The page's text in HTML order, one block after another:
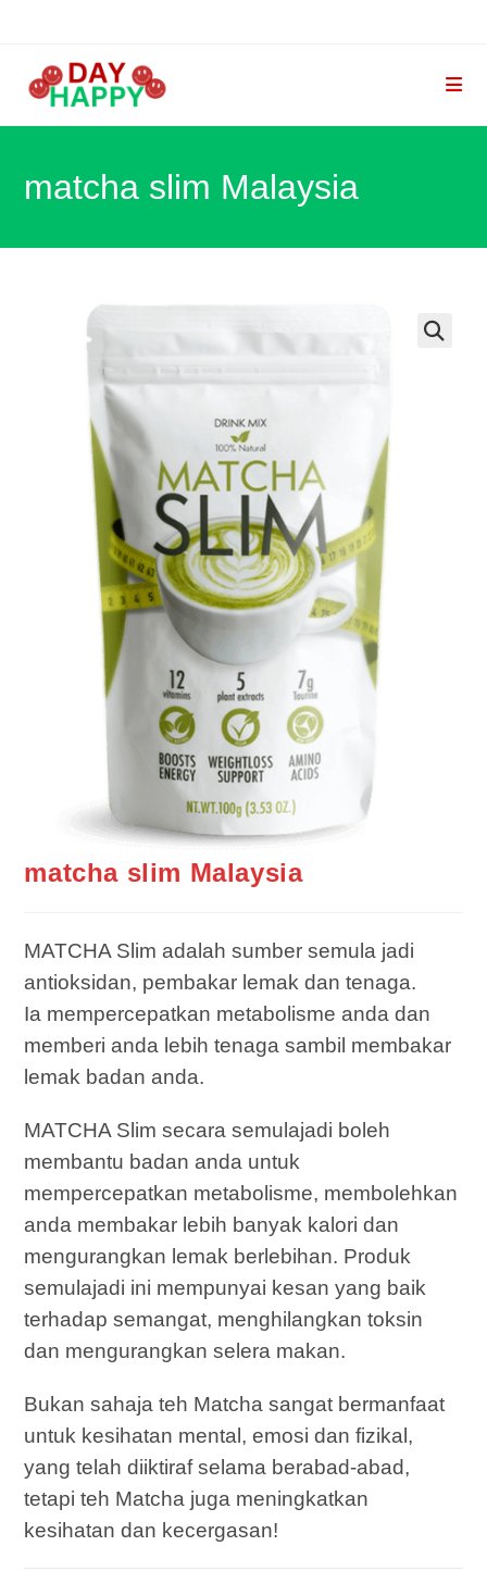
matcha slim Malaysia
matcha slim Malaysia
MATCHA Slim adalah sumber semula jadi
antioksidan, pembakar lemak dan tenaga.
Ia mempercepatkan metabolisme anda dan
memberi anda lebih tenaga sambil membakar
lemak badan anda.
MATCHA Slim secara semulajadi boleh
membantu badan anda untuk
mempercepatkan metabolisme, membolehkan
anda membakar lebih banyak kalori dan
mengurangkan lemak berlebihan. Produk
semulajadi ini mempunyai kesan yang baik
terhadap semangat, menghilangkan toksin
dan mengurangkan selera makan.
Bukan sahaja teh Matcha sangat bermanfaat
untuk kesihatan mental, emosi dan fizikal,
yang telah diiktiraf selama berabad-abad,
tetapi teh Matcha juga meningkatkan
kesihatan dan kecergasan!